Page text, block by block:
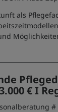
als
€ I